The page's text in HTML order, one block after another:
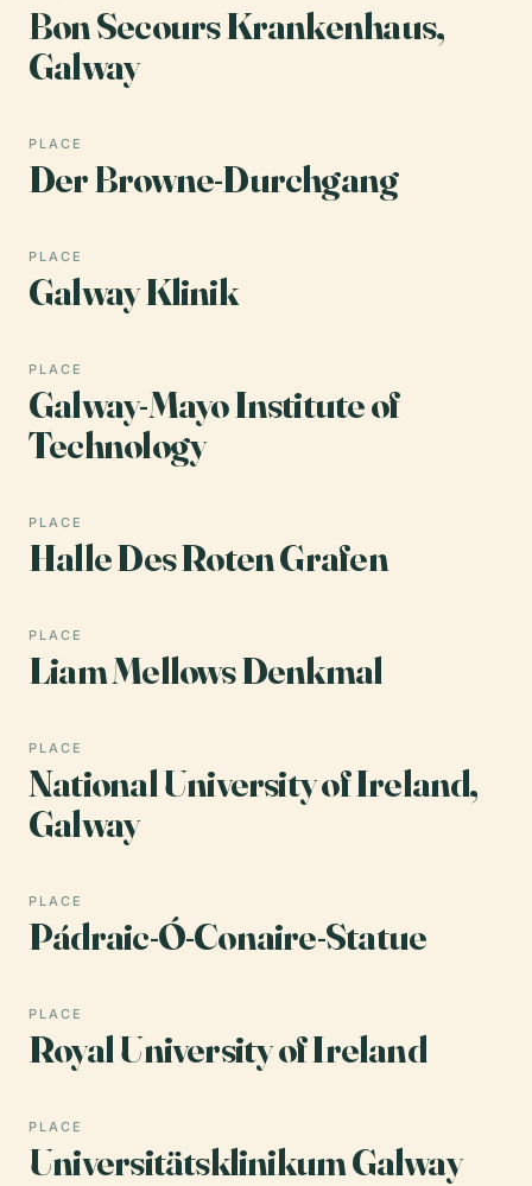
Bon Secours Krankenhaus,
Galway
PLACE
Der Browne-Durchgang
PLACE
Galway Klinik
PLACE
Galway-Mayo Institute of
Technology
PLACE
Halle Des Roten Grafen
PLACE
Liam Mellows Denkmal
PLACE
National University of Ireland,
Galway
PLACE
Pádraic-Ó-Conaire-Statue
PLACE
Royal University of Ireland
PLACE
Universitätsklinikum Galway